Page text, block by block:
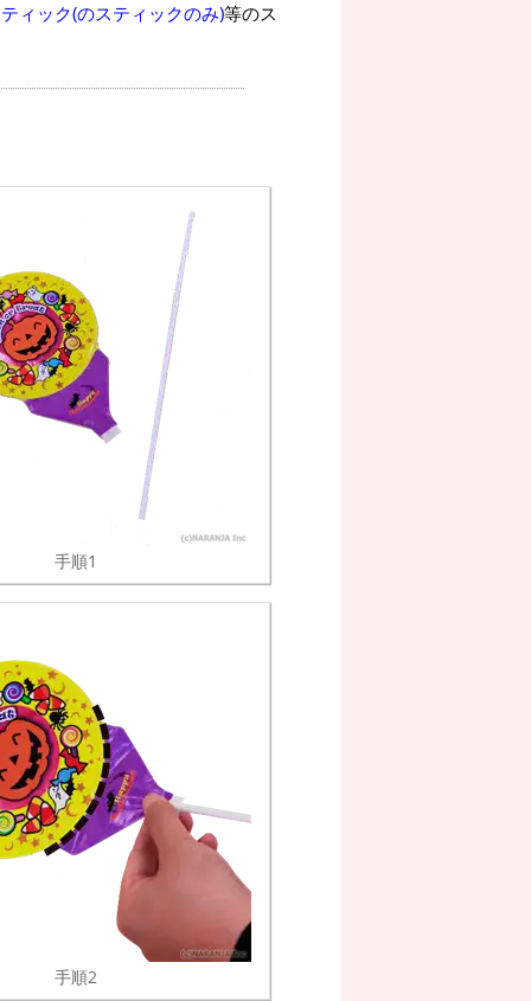
ィック(のスティックのみ)等のス
手順1
手順2